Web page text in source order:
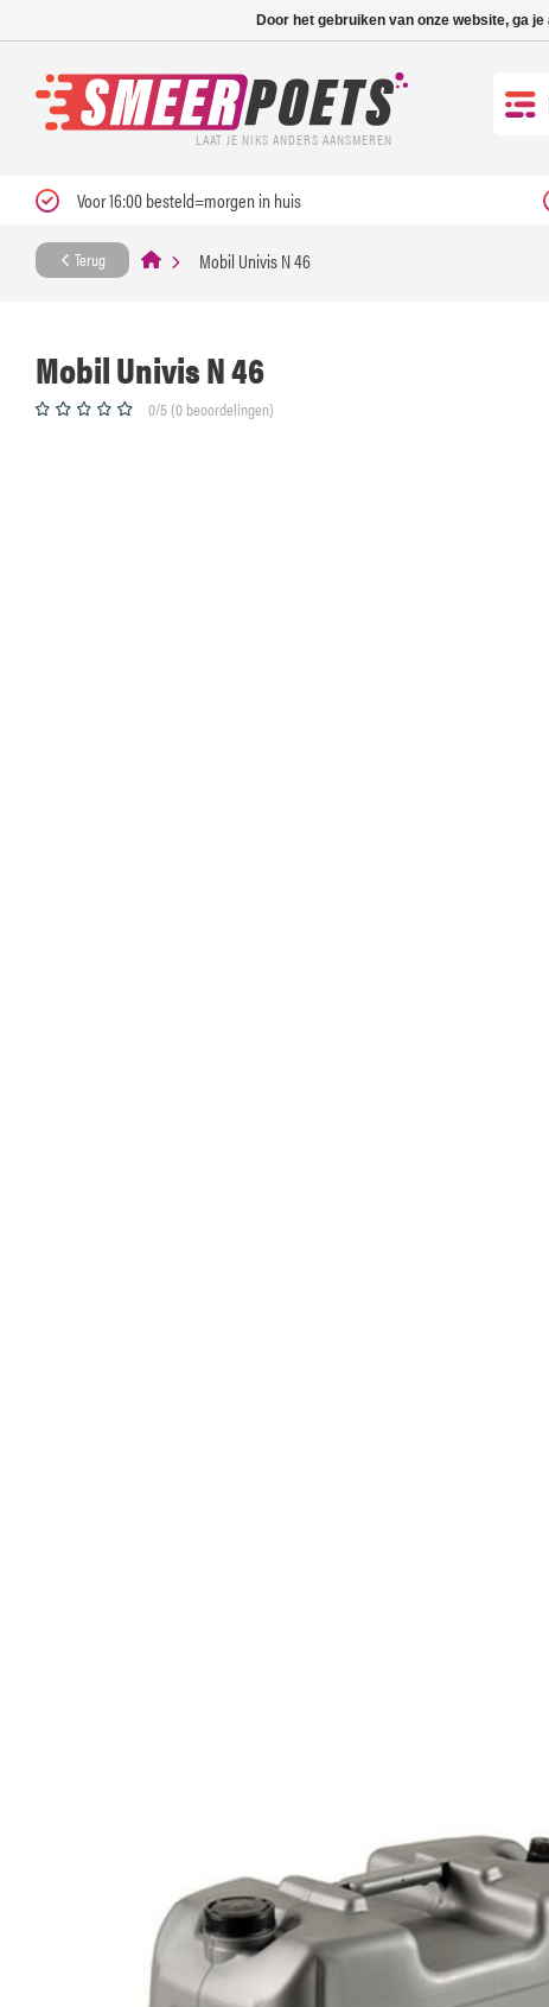
Nieuwe levertijd: 1
LAAT JE NIKS ANDERS AANSMEREN
Voor 16:00 besteld=morgen in huis
Terug Mobil Univis N 46
Mobil Univis N 46
0/5 (0 beoordelingen)
Door het gebruiken van onze website, ga